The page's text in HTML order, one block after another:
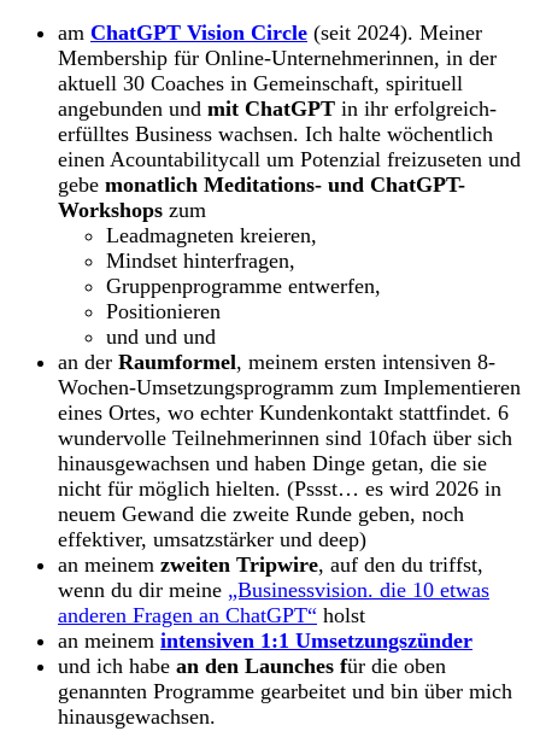
am ChatGPT Vision Circle (seit 2024). Meiner
Membership für Online-Unternehmerinnen, in der
aktuell 30 Coaches in Gemeinschaft, spirituell
angebunden und mit ChatGPT in ihr erfolgreich-
erfülltes Business wachsen. Ich halte wöchentlich
einen Acountabilitycall um Potenzial freizuseten und
gebe monatlich Meditations- und ChatGPT-
Workshops zum
Leadmagneten kreieren,
Mindset hinterfragen,
Gruppenprogramme entwerfen,
Positionieren
und und und
an der Raumformel, meinem ersten intensiven 8-
Wochen-Umsetzungsprogramm zum Implementieren
eines Ortes, wo echter Kundenkontakt stattfindet. 6
wundervolle Teilnehmerinnen sind 10fach über sich
hinausgewachsen und haben Dinge getan, die sie
nicht für möglich hielten. (Pssst… es wird 2026 in
neuem Gewand die zweite Runde geben, noch
effektiver, umsatzstärker und deep)
an meinem zweiten Tripwire, auf den du triffst,
wenn du dir meine „Businessvision. die 10 etwas
anderen Fragen an ChatGPT“ holst
an meinem intensiven 1:1 Umsetzungszünder
und ich habe an den Launches für die oben
genannten Programme gearbeitet und bin über mich
hinausgewachsen.